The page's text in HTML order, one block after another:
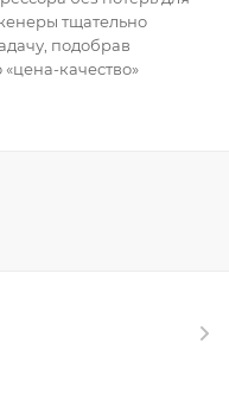
тщательно
подобрав
качество»